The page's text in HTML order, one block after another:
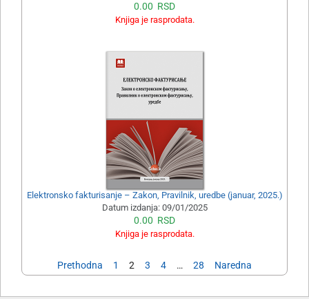
0.00 RSD
Knjiga je rasprodata.
Elektronsko fakturisanje – Zakon, Pravilnik, uredbe (januar, 2025.)
Datum izdanja: 09/01/2025
0.00 RSD
Knjiga je rasprodata.
Prethodna 1 2 3 4 … 28 Naredna